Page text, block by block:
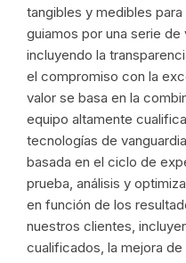
tangibles y medibles
guiamos por una serie de
incluyendo la
el compromiso con la
valor se basa en la
equipo altamente
tecnologías de
basada en el ciclo de
prueba, análisis y
en función de los
nuestros clientes,
cualificados, la mejora